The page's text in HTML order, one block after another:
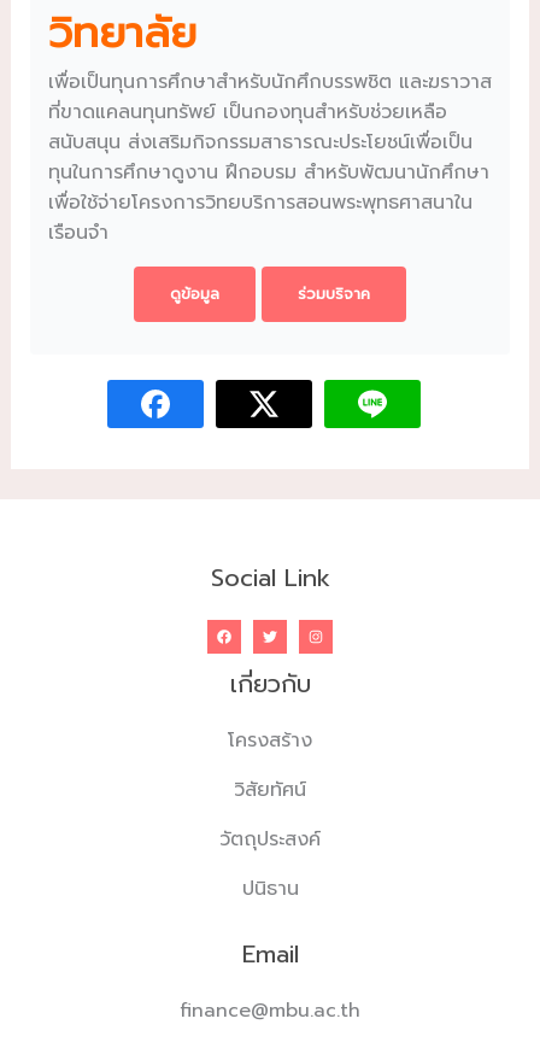
วิทยาลัย
เพื่อเป็นทุนการศึกษาสำหรับนักศึกบรรพชิต และฆราวาส
ที่ขาดแคลนทุนทรัพย์ เป็นกองทุนสำหรับช่วยเหลือ
สนับสนุน ส่งเสริมกิจกรรมสาธารณะประโยชน์เพื่อเป็น
ทุนในการศึกษาดูงาน ฝึกอบรม สำหรับพัฒนานักศึกษา
เพื่อใช้จ่ายโครงการวิทยบริการสอนพระพุทธศาสนาใน
เรือนจำ
ดูข้อมูล ร่วมบริจาค
Social Link
เกี่ยวกับ
โครงสร้าง
วิสัยทัศน์
วัตถุประสงค์
ปนิธาน
Email
finance@mbu.ac.th